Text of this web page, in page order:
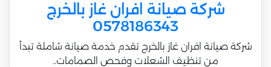
شركة صيانة افران غاز بالخرج
0578186343
شركة صيانة افران غاز بالخرج تقدم خدمة صيانة شاملة تبدأ
من تنظيف الشعلات وفحص الصمامات..